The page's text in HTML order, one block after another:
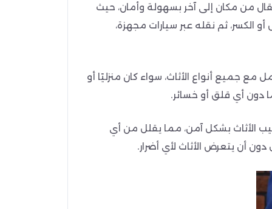
من مكان إلى آخر بسهولة وأمان، حيث
ثم نقله عبر سيارات مجهزة،
جميع أنواع الأثاث، سواء كان منزليًا أو
دون أي قلق أو خسائر.
الأثاث بشكل آمن، مما يقلل من أي
أن يتعرض الأثاث لأي أضرار.